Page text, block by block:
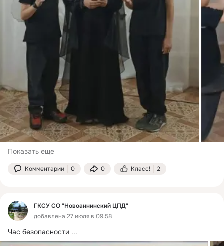
Показать еще
Комментарии 0 0 Класс! 2
ГКСУ СО "Новоаннинский ЦПД"
добавлена 27 июля в 09:58
Час безопасности ...